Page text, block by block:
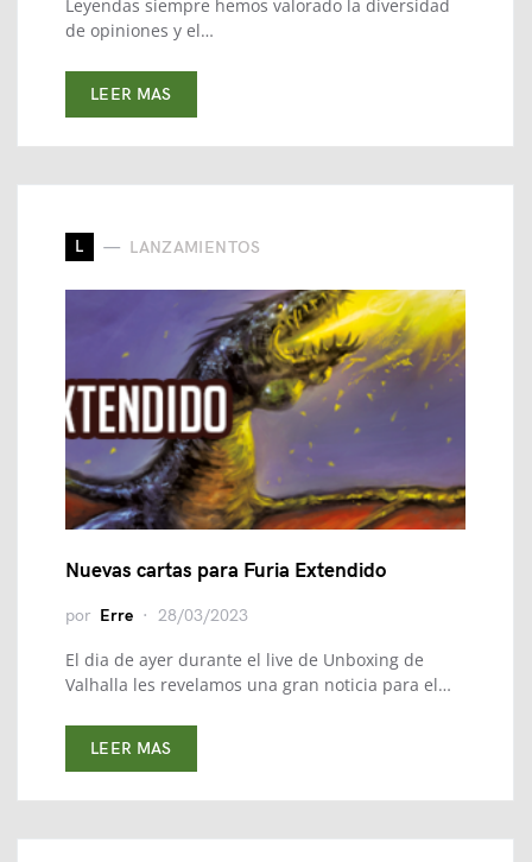
Leyendas siempre hemos valorado la diversidad
de opiniones y el…
LEER MAS
L LANZAMIENTOS
Nuevas cartas para Furia Extendido
por Erre 28/03/2023
El dia de ayer durante el live de Unboxing de
Valhalla les revelamos una gran noticia para el…
LEER MAS